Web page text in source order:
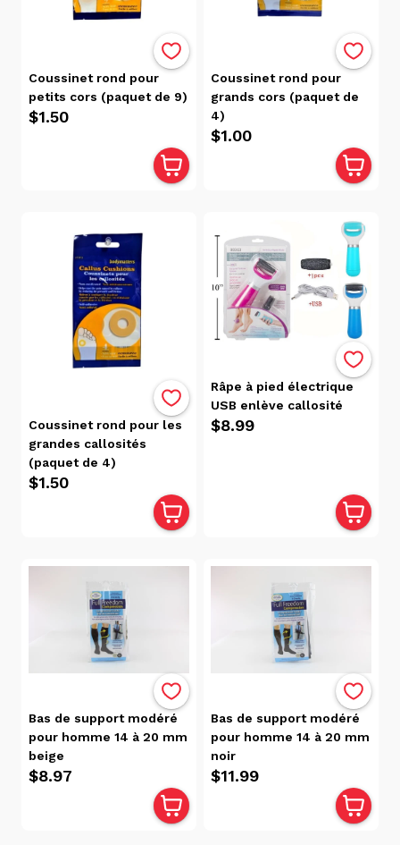
Alphabétique,
de A à Z
de Z à A
Prix:
élevé
à
faible
Date, de
à la plus
récente
Date, de
Disponibilité
Victoriaville
Trois-
Coussinet rond pour
petits cors (paquet de 9)
$1.50
Coussinet rond pour
grands cors (paquet de
4)
$1.00
Coussinet rond pour les
grandes callosités
(paquet de 4)
$1.50
Râpe à pied électrique
USB enlève callosité
$8.99
Bas de support modéré
pour homme 14 à 20 mm
beige
$8.97
Bas de support modéré
pour homme 14 à 20 mm
noir
$11.99